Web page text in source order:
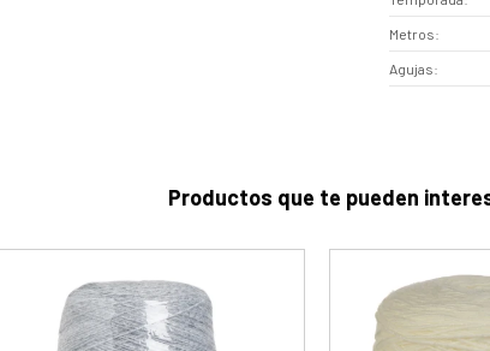
Metros
Agujas
Productos que te pueden